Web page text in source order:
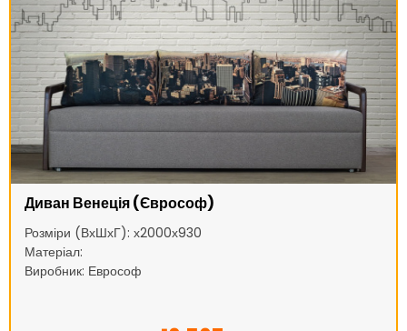
Диван Венеція (Єврософ)
Розміри (ВхШхГ): х2000х930
Матеріал:
Виробник: Еврософ